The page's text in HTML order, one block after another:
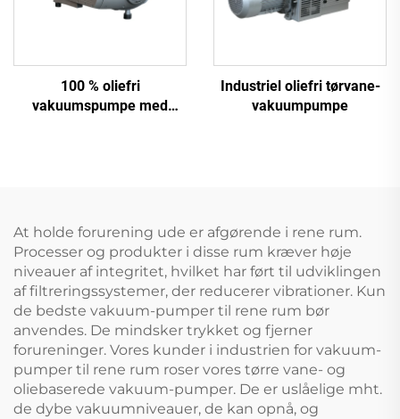
100 % oliefri
vakuumspumpe med
Industriel oliefri tørvane-
vakuumpumpe
At holde forurening ude er afgørende i rene rum.
Processer og produkter i disse rum kræver høje
niveauer af integritet, hvilket har ført til udviklingen
af filtreringssystemer, der reducerer vibrationer. Kun
de bedste vakuum-pumper til rene rum bør
anvendes. De mindsker trykket og fjerner
forureninger. Vores kunder i industrien for vakuum-
pumper til rene rum roser vores tørre vane- og
oliebaserede vakuum-pumper. De er uslåelige mht.
de dybe vakuumniveauer, de kan opnå, og